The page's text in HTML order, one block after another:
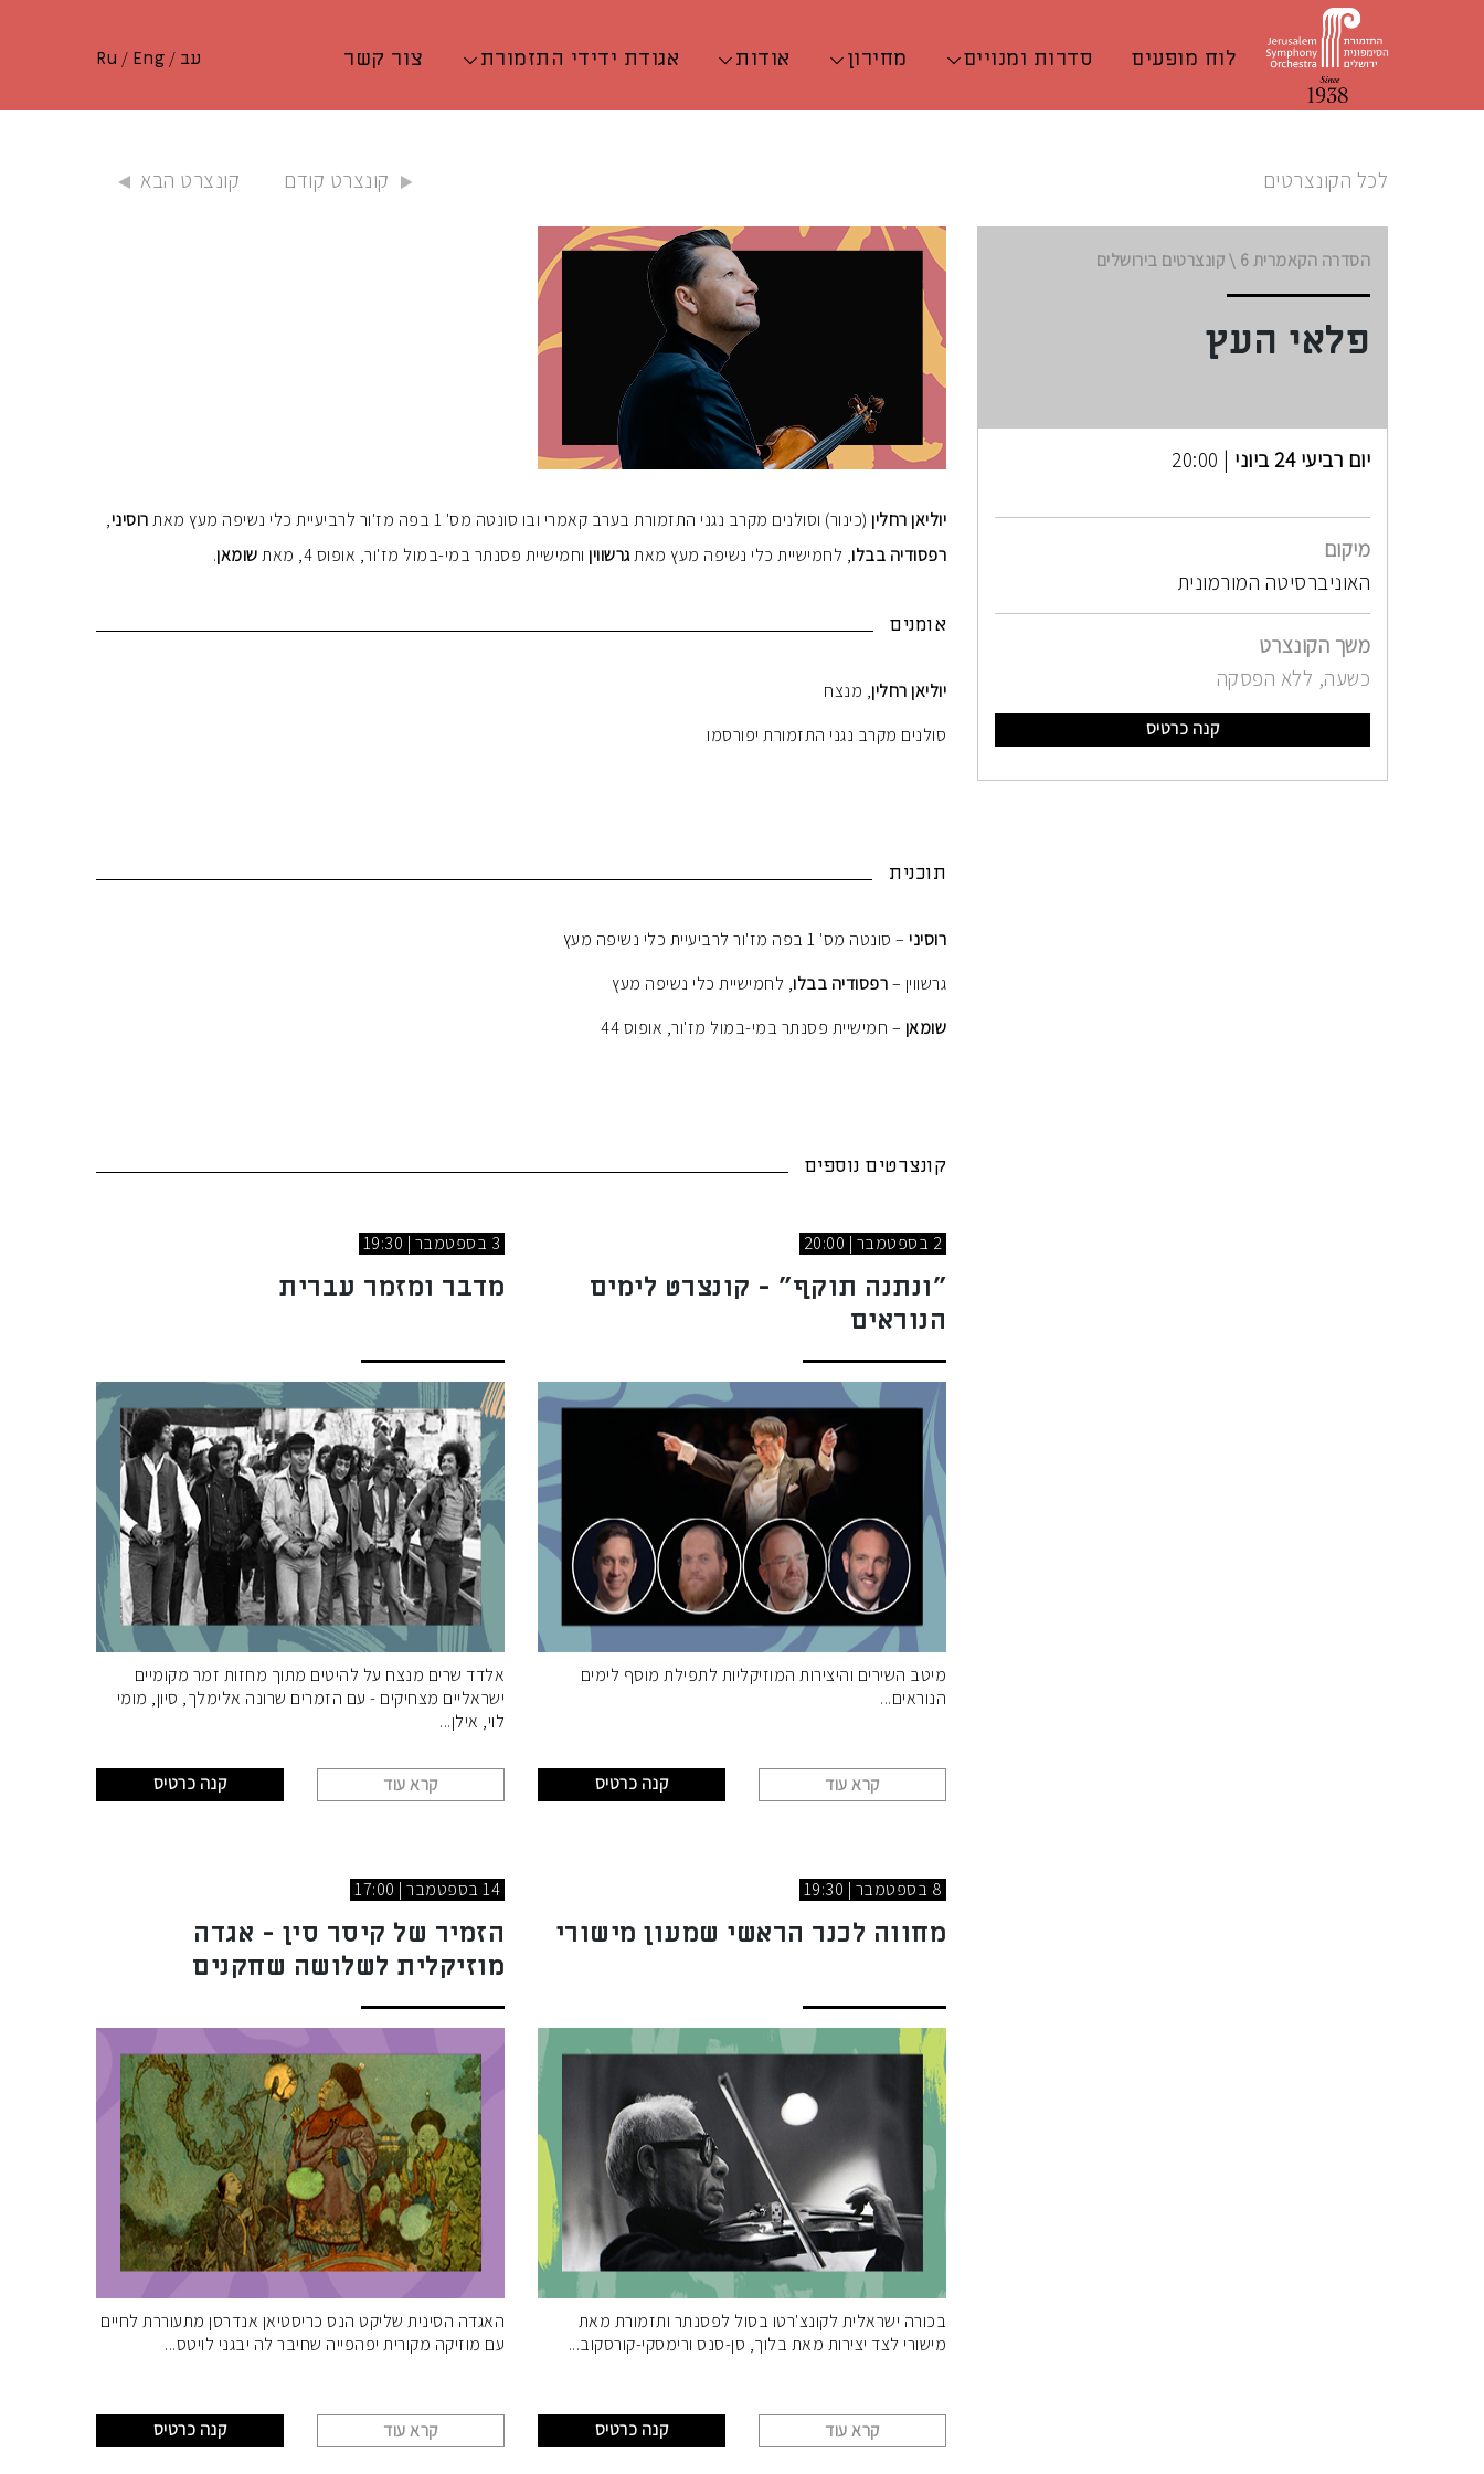
לוח מופעים סדרות ומנויים מחירון אודות אגודת ידידי התזמורת צור קשר עב /
Eng
/
Ru
לכל הקונצרטים קונצרט קודם קונצרט הבא
הסדרה הקאמרית קונצרטים בירושלים
פלאי העץ
יום רביעי 24 ביוני | 20:00
מיקום
האוניברסיטה המורמונית
משך הקונצרט
כשעה, ללא הפסקה
קנה כרטיס
יוליאן רחלין (כינור) וסולנים מקרב נגני התזמורת בערב קאמרי ובו סונטה מס' 1 בפה מז'ור לרביעיית כלי נשיפה מעץ מאת רוסיני,
רפסודיה בבלו, לחמישיית כלי נשיפה מעץ מאתגרשווין וחמישיית פסנתר במי-במול מז'ור, אופוס 4, מאת שומאן.
אומנים
יוליאן רחלין, מנצח
סולנים מקרב נגני התזמורת יפורסמו
תוכנית
רוסיני – סונטה מס' 1 בפה מז'ור לרביעיית כלי נשיפה מעץ
גרשווין –רפסודיה בבלו, לחמישיית כלי נשיפה מעץ
שומאן – חמישיית פסנתר במי-במול מז'ור, אופוס 44
קונצרטים נוספים
2 בספטמבר | 20:00
"ונתנה תוקף" - קונצרט לימים
הנוראים
מיטב השירים והיצירות המוזיקליות לתפילת מוסף לימים
הנוראים
קרא עוד קנה כרטיס
3 בספטמבר | 19:30
מדבר ומזמר עברית
אלדד שרים מנצח על להיטים מתוך מחזות זמר מקומיים
ישראליים מצחיקים - עם הזמרים שרונה אלימלך, סיון, מומי
לוי, אילן
קרא עוד קנה כרטיס
8 בספטמבר | 19:30
מחווה לכנר הראשי שמעון מישורי
בכורה ישראלית לקונצ'רטו בסול לפסנתר ותזמורת מאת
מישורי לצד יצירות מאת בלוך, סן-סנס ורימסקי-קורסקוב
קרא עוד קנה כרטיס
14 בספטמבר | 17:00
הזמיר של קיסר סין - אגדה
מוזיקלית לשלושה שחקנים
ותזמורת
האגדה הסינית שליקט הנס כריסטיאן אנדרסן מתעוררת לחיים
עם מוזיקה מקורית יפהפייה שחיבר לה יבגני לויטס
קרא עוד קנה כרטיס